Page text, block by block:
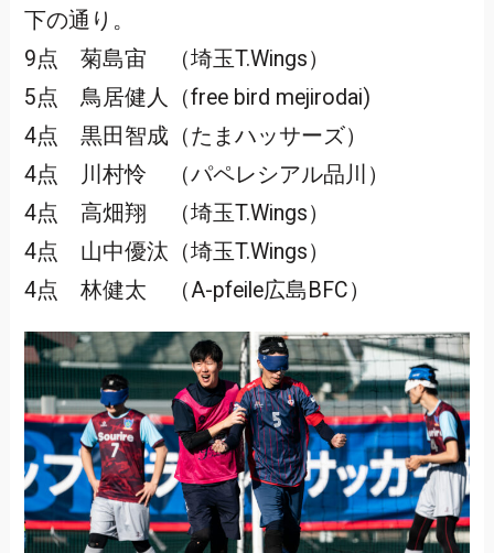
下の通り。
9点 菊島宙 （埼玉T.Wings）
5点 鳥居健人（free bird mejirodai)
4点 黒田智成（たまハッサーズ）
4点 川村怜 （パペレシアル品川）
4点 高畑翔 （埼玉T.Wings）
4点 山中優汰（埼玉T.Wings）
4点 林健太 （A-pfeile広島BFC）